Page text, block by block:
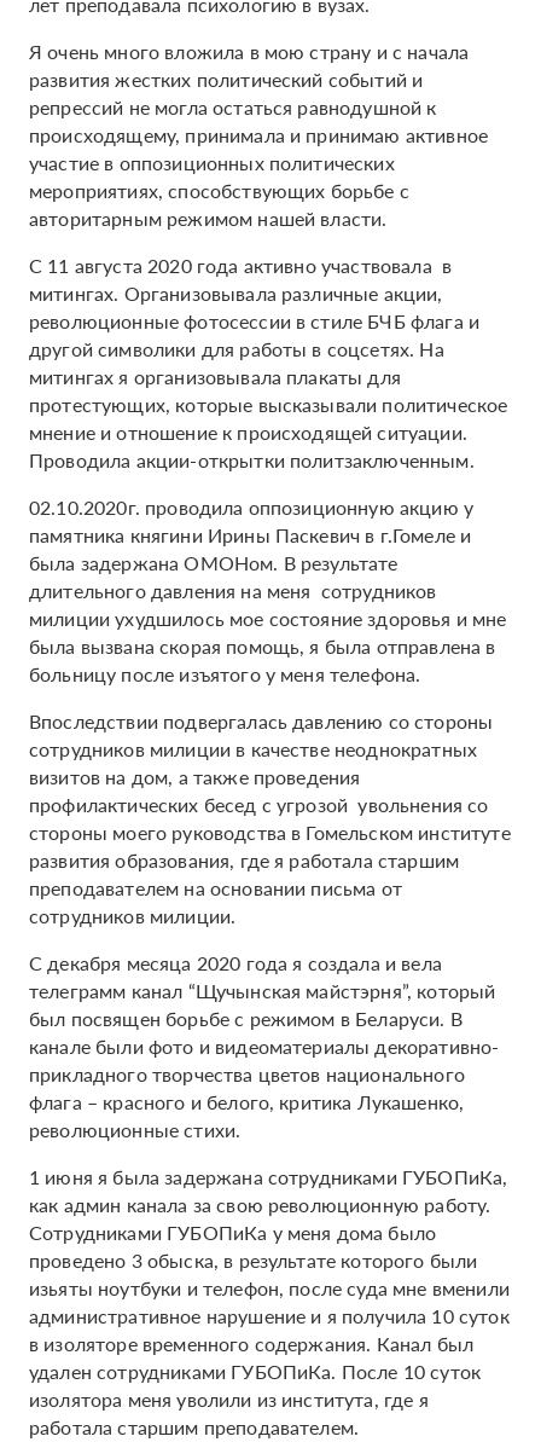
Я очень много вложила в мою страну и с начала
развития жестких политический событий и
репрессий не могла остаться равнодушной к
происходящему, принимала и принимаю активное
участие в оппозиционных политических
мероприятиях, способствующих борьбе с
авторитарным режимом нашей власти.
С 11 августа 2020 года активно участвовала в
митингах. Организовывала различные акции,
революционные фотосессии в стиле БЧБ флага и
другой символики для работы в соцсетях. На
митингах я организовывала плакаты для
протестующих, которые высказывали политическое
мнение и отношение к происходящей ситуации.
Проводила акции-открытки политзаключенным.
02.10.2020г. проводила оппозиционную акцию у
памятника княгини Ирины Паскевич в г.Гомеле и
была задержана ОМОНом. В результате
длительного давления на меня сотрудников
милиции ухудшилось мое состояние здоровья и мне
была вызвана скорая помощь, я была отправлена в
больницу после изъятого у меня телефона.
Впоследствии подвергалась давлению со стороны
сотрудников милиции в качестве неоднократных
визитов на дом, а также проведения
профилактических бесед с угрозой увольнения со
стороны моего руководства в Гомельском институте
развития образования, где я работала старшим
преподавателем на основании письма от
сотрудников милиции.
С декабря месяца 2020 года я создала и вела
телеграмм канал “Щучынская майстэрня”, который
был посвящен борьбе с режимом в Беларуси. В
канале были фото и видеоматериалы декоративно-
прикладного творчества цветов национального
флага – красного и белого, критика Лукашенко,
революционные стихи.
1 июня я была задержана сотрудниками ГУБОПиКа,
как админ канала за свою революционную работу.
Сотрудниками ГУБОПиКа у меня дома было
проведено 3 обыска, в результате которого были
изьяты ноутбуки и телефон, после суда мне вменили
административное нарушение и я получила 10 суток
в изоляторе временного содержания. Канал был
удален сотрудниками ГУБОПиКа. После 10 суток
изолятора меня уволили из института, где я
работала старшим преподавателем.